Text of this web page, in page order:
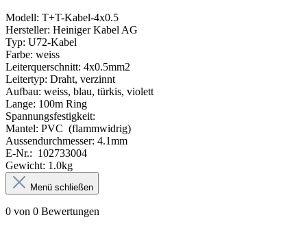
Modell: T+T-Kabel-4x0.5
Hersteller: Heiniger Kabel AG
Typ: U72-Kabel
Farbe: weiss
Leiterquerschnitt: 4x0.5mm2
Leitertyp: Draht, verzinnt
Aufbau: weiss, blau, türkis, violett
Lange: 100m Ring
Spannungsfestigkeit:
Mantel: PVC (flammwidrig)
Aussendurchmesser: 4.1mm
E-Nr.: 102733004
Gewicht: 1.0kg
Menü schließen
0 von 0 Bewertungen